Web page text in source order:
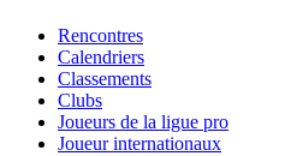
Rencontres
Calendriers
Classements
Clubs
Joueurs de la ligue pro
Joueur internationaux